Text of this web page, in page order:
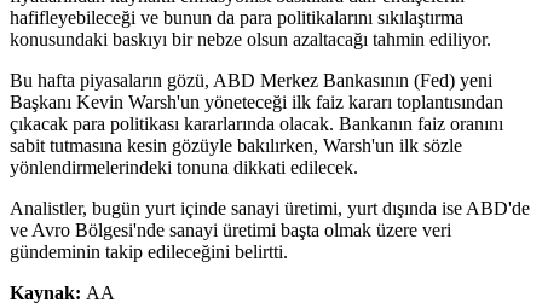
hafifleyebileceği ve bunun da para politikalarını sıkılaştırma
konusundaki baskıyı bir nebze olsun azaltacağı tahmin ediliyor.
Bu hafta piyasaların gözü, ABD Merkez Bankasının (Fed) yeni
Başkanı Kevin Warsh'un yöneteceği ilk faiz kararı toplantısından
çıkacak para politikası kararlarında olacak. Bankanın faiz oranını
sabit tutmasına kesin gözüyle bakılırken, Warsh'un ilk sözle
yönlendirmelerindeki tonuna dikkati edilecek.
Analistler, bugün yurt içinde sanayi üretimi, yurt dışında ise ABD'de
ve Avro Bölgesi'nde sanayi üretimi başta olmak üzere veri
gündeminin takip edileceğini belirtti.
Kaynak: AA